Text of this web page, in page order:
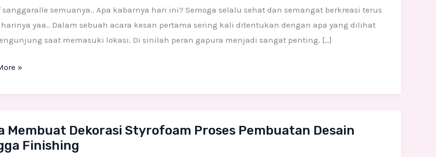
semuanya.. Apa kabarnya hari ini? Semoga selalu sehat dan semangat berkreasi terus
yaa.. Dalam sebuah acara kesan pertama sering kali ditentukan dengan apa yang dilihat
saat memasuki lokasi. Di sinilah peran gapura menjadi sangat penting. […]
»
Membuat Dekorasi Styrofoam Proses Pembuatan Desain
Finishing